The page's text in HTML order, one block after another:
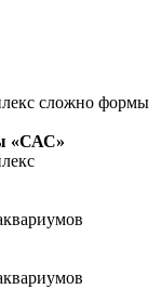
сложно формы
«САС»